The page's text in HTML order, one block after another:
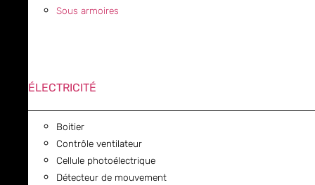
Sous armoires
ÉLECTRICITÉ
Boitier
Contrôle ventilateur
Cellule photoélectrique
Détecteur de mouvement